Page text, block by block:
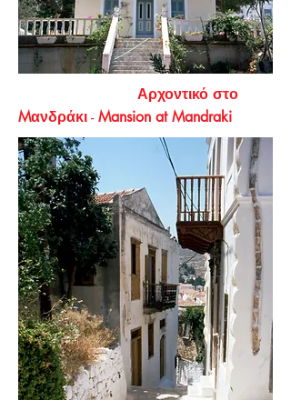
Αρχοντικό στο
Mανδράκι-Mansion at Mandraki